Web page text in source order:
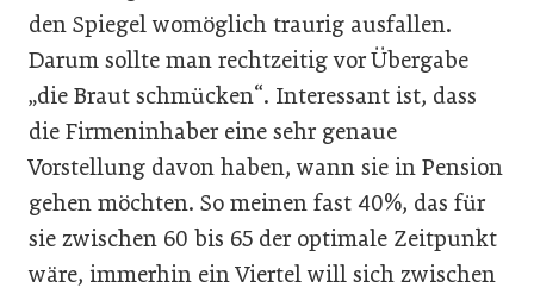
den Spiegel womöglich traurig ausfallen.
Darum sollte man rechtzeitig vor Übergabe
„die Braut schmücken“. Interessant ist, dass
die Firmeninhaber eine sehr genaue
Vorstellung davon haben, wann sie in Pension
gehen möchten. So meinen fast 40%, das für
sie zwischen 60 bis 65 der optimale Zeitpunkt
wäre, immerhin ein Viertel will sich zwischen